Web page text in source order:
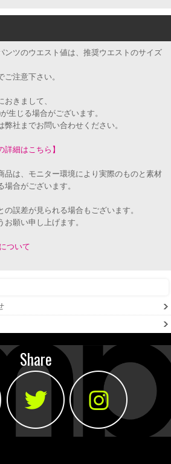
ツのウエスト値は、推奨ウエストのサイズ
注意下さい。
きまして、
生じる場合がございます。
社までお問い合わせください。
詳細はこちら】
は、モニター環境により実際のものと素材
合がございます。
誤差が見られる場合もございます。
願い申し上げます。
ついて
Share